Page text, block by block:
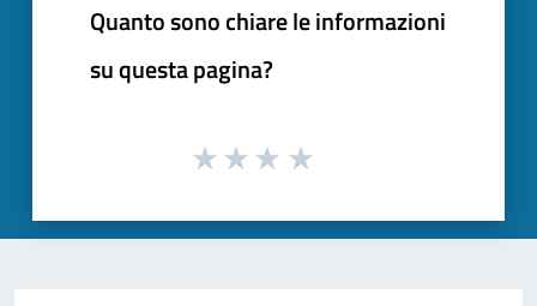
Quanto sono chiare le informazioni
su questa pagina?